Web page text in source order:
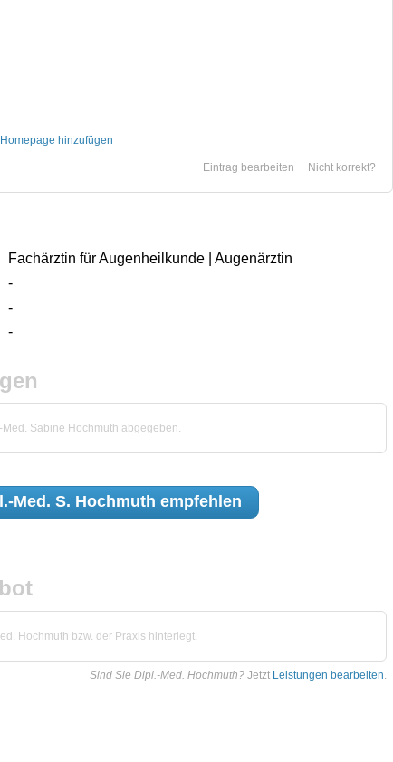
hinzufügen
Nicht korrekt?
Eintrag bearbeiten
Fachärztin für Augenheilkunde | Augenärztin
-
-
-
Sabine Hochmuth abgegeben.
Med. S. Hochmuth empfehlen
Hochmuth bzw. der Praxis hinterlegt.
Sind Sie Dipl.-Med. Hochmuth? Jetzt Leistungen bearbeiten.